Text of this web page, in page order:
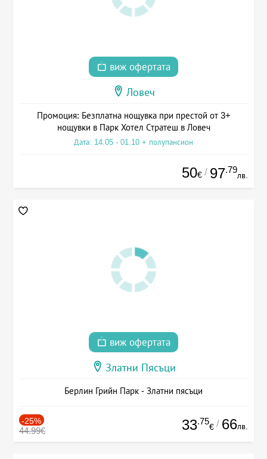
виж офертата
Ловеч
Промоция: Безплатна нощувка при престой от 3+
нощувки в Парк Хотел Стратеш в Ловеч
Дата: 14.05 - 01.10 + полупансион
50€ / 97.79
лв.
виж офертата
Златни Пясъци
Берлин Грийн Парк - Златни пясъци
-25%
44.99€ 33.75
€ / 66лв.